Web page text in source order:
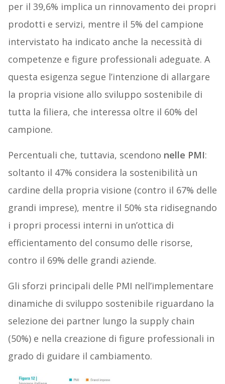
per il 39,6% implica un rinnovamento dei propri
prodotti e servizi, mentre il 5% del campione
intervistato ha indicato anche la necessità di
competenze e figure professionali adeguate. A
questa esigenza segue l’intenzione di allargare
la propria visione allo sviluppo sostenibile di
tutta la filiera, che interessa oltre il 60% del
campione.
Percentuali che, tuttavia, scendono nelle PMI:
soltanto il 47% considera la sostenibilità un
cardine della propria visione (contro il 67% delle
grandi imprese), mentre il 50% sta ridisegnando
i propri processi interni in un’ottica di
efficientamento del consumo delle risorse,
contro il 69% delle grandi aziende.
Gli sforzi principali delle PMI nell’implementare
dinamiche di sviluppo sostenibile riguardano la
selezione dei partner lungo la supply chain
(50%) e nella creazione di figure professionali in
grado di guidare il cambiamento.